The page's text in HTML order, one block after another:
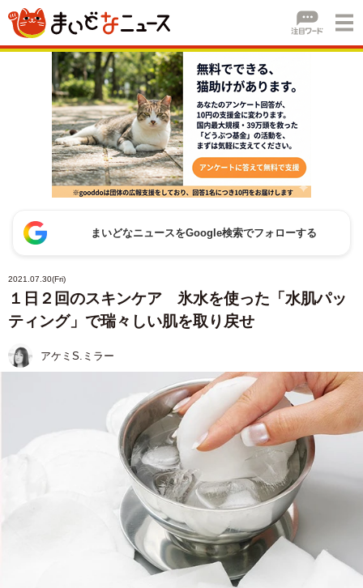
まいどなニュースをGoogle検索でフォローする
2021.07.30(Fri)
１日２回のスキンケア 氷水を使った「水肌パッ
ティング」で瑞々しい肌を取り戻せ
アケミS.ミラー